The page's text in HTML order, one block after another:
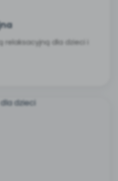
relaksacyjną dla dzieci i